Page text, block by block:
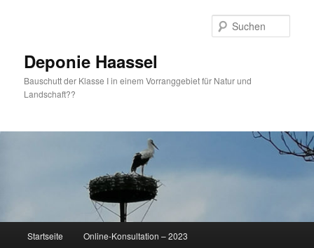
Deponie Haassel
Bauschutt der Klasse I in einem Vorranggebiet für Natur und
Landschaft??
Startseite Online-Konsultation – 2023